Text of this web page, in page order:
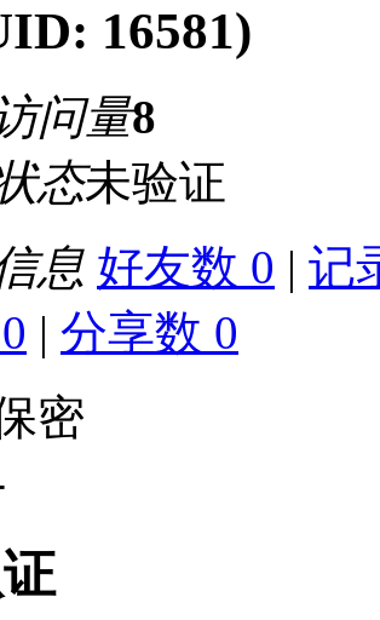
16581)
问量8
态未验证
息 好友数 0 | 记
| 分享数 0
密